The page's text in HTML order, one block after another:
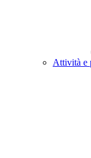
Attività e